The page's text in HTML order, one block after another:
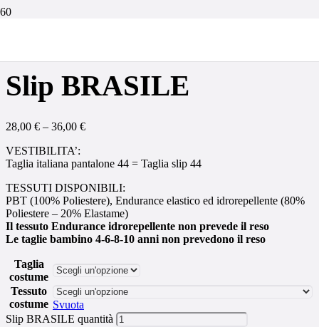
Slip BRASILE
28,00 € – 36,00 €
VESTIBILITA’:
Taglia italiana pantalone 44 = Taglia slip 44
TESSUTI DISPONIBILI:
PBT (100% Poliestere), Endurance elastico ed idrorepellente (80%
Poliestere – 20% Elastame)
Il tessuto Endurance idrorepellente non prevede il reso
Le taglie bambino 4-6-8-10 anni non prevedono il reso
Taglia
costume
Tessuto
costume Svuota
Slip BRASILE quantità